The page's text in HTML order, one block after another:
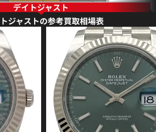
デイトジャスト
ジャストの参考買取相場表